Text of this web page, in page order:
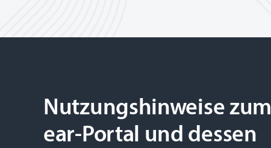
Nutzungshinweise zum
ear-Portal und dessen